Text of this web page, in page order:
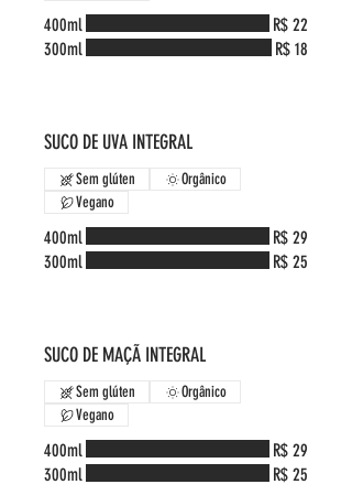
400ml
R$ 22
300ml
R$ 18
SUCO DE UVA INTEGRAL
400ml
R$ 29
300ml
R$ 25
Sem glúten
Orgânico
Vegano
SUCO DE MAÇÃ INTEGRAL
400ml
R$ 29
300ml
R$ 25
Sem glúten
Orgânico
Vegano